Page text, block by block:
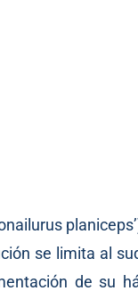
se limita al
de su